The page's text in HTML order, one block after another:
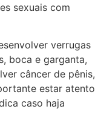
sexuais com
verrugas
boca e garganta,
câncer de pênis,
estar atento
caso haja